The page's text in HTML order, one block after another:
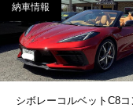
納車情報
シボレーコルベットC8コ